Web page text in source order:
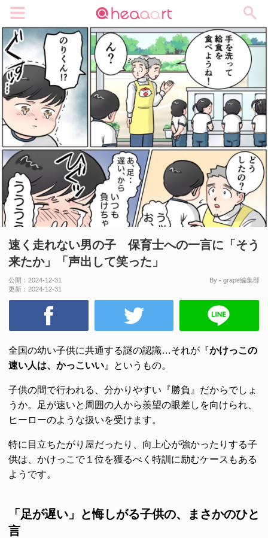
速く走れない男の子 保育士への一言に「そう
来たか」「声出して笑った」
公開： 2024-12-31
更新： 2024-12-31
By - grape編集部
全国の幼い子供に共通する謎の認識…それが『かけっこの
速い人は、かっこいい 』というもの。
子供の間で行われる、分かりやすい『勝負』だからでしょ
うか。足が速いと周囲の人から羨望の眼差しを向けられ、
ヒーローのような扱いを受けます。
特に目立ちたがり屋だったり、向上心が強かったりする子
供は、かけっこで１位を獲るべく特訓に励むケースもある
ようです。
「足が遅い」と悔しがる子供の、まさかのひと
言